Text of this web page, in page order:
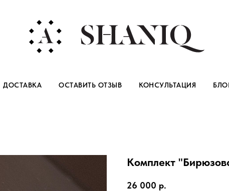
ДОСТАВКА ОСТАВИТЬ ОТЗЫВ КОНСУЛЬТАЦИЯ
Комплект
26 000 р.